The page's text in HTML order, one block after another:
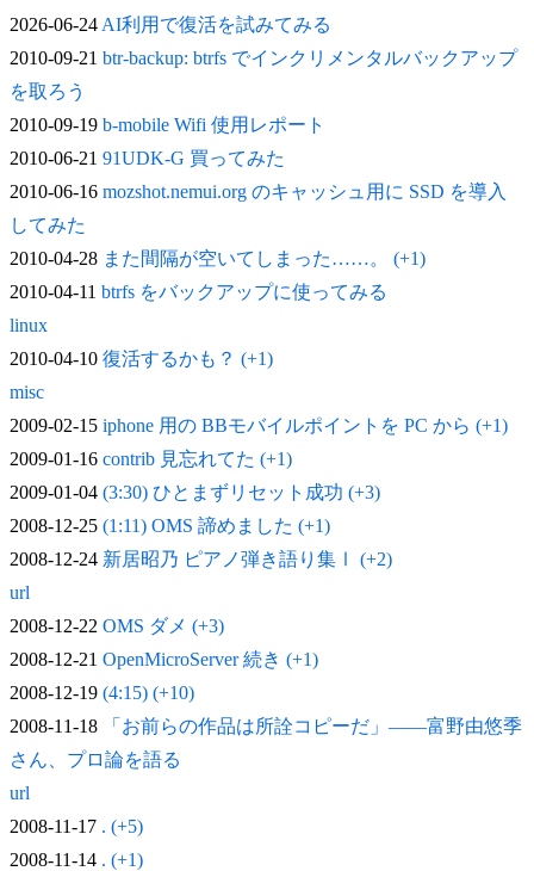
2026-06-24AI利用で復活を試みてみる
2010-09-21 btr-backup: btrfs でインクリメンタルバックアップ
を取ろう
2010-09-19 b-mobile Wifi 使用レポート
2010-06-21 91UDK-G 買ってみた
2010-06-16 mozshot.nemui.org のキャッシュ用に SSD を導入
してみた
2010-04-28 また間隔が空いてしまった……。 (+1)
2010-04-11 btrfs をバックアップに使ってみる
linux
2010-04-10 復活するかも？ (+1)
misc
2009-02-15 iphone 用の BBモバイルポイントを PC から (+1)
2009-01-16 contrib 見忘れてた (+1)
2009-01-04 (3:30) ひとまずリセット成功 (+3)
2008-12-25 (1:11) OMS 諦めました (+1)
2008-12-24 新居昭乃 ピアノ弾き語り集Ⅰ (+2)
url
2008-12-22 OMS ダメ (+3)
2008-12-21 OpenMicroServer 続き (+1)
2008-12-19 (4:15) (+10)
2008-11-18
「お前らの作品は所詮コピーだ」——富野由悠季
さん、プロ論を語る
url
2008-11-17 . (+5)
2008-11-14 . (+1)